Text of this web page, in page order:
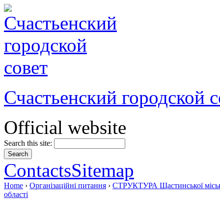
Счастьенский городской
Official website
Search this site:
ContactsSitemap
Home › Організаційні питання › СТРУКТУРА Щастинської
області